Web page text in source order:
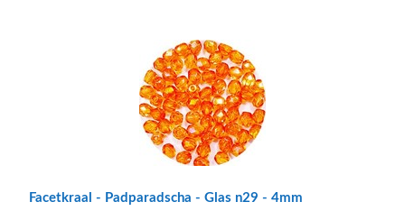
Facetkraal - Padparadscha - Glas n29 - 4mm